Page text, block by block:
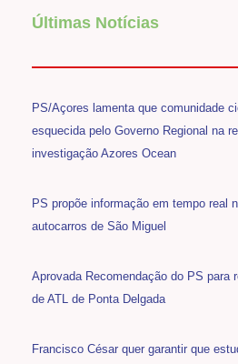
Últimas Notícias
PS/Açores lamenta que comunidade
esquecida pelo Governo Regional na
investigação Azores Ocean
PS propõe informação em tempo real
autocarros de São Miguel
Aprovada Recomendação do PS para
de ATL de Ponta Delgada
Francisco César quer garantir que